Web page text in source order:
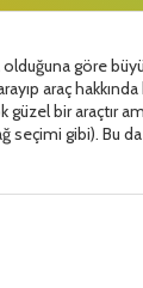
göre
araç
bir araçtır
gibi). Bu da